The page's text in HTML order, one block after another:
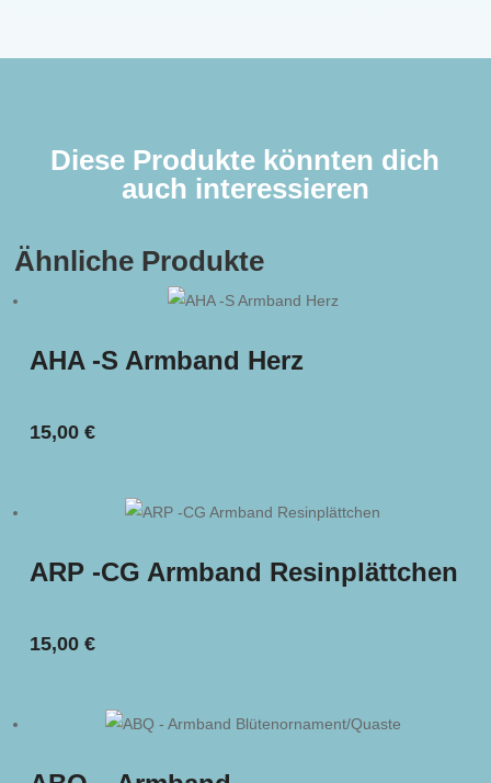
Diese Produkte könnten dich
auch interessieren
Ähnliche Produkte
AHA -S Armband Herz
15,00€
ARP -CG Armband Resinplättchen
15,00€